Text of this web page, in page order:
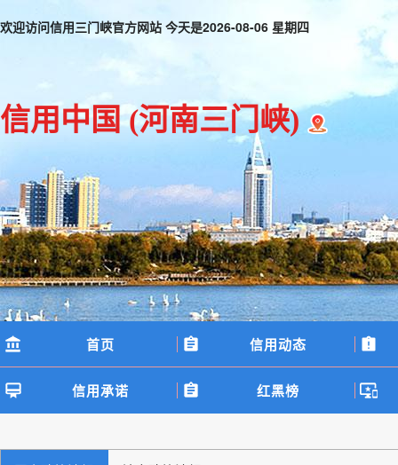
欢迎访问信用三门峡官方网站 今天是2026-08-06 星期四
信用中国(河南三门峡)
首页 信用动态
信用承诺 红黑榜